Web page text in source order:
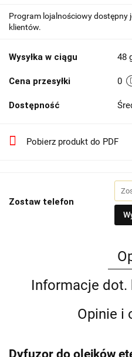
Program lojalnościowy dostępny
klientów.
Wysyłka w ciągu 48
Cena przesyłki 0
Dostępność
Pobierz produkt do PDF
Zostaw telefon
Informacje dot.
Opinie i